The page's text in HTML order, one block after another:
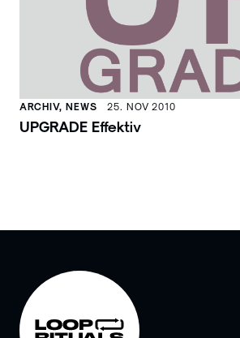
ARCHIV, NEWS 25. NOV 2010
UPGRADE Effektiv